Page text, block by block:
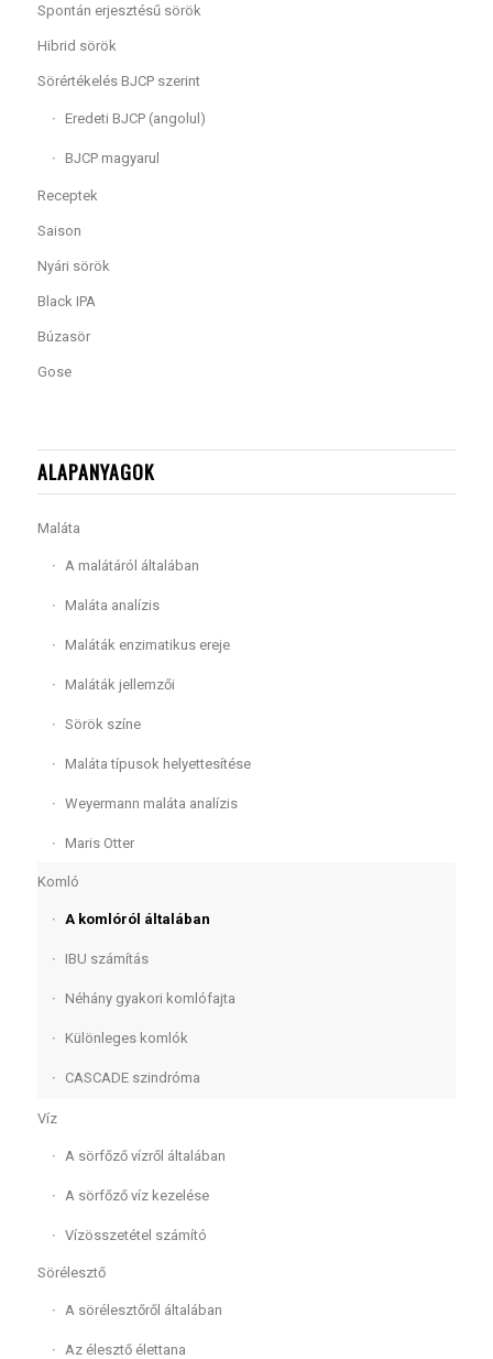
Spontán erjesztésű sörök
Hibrid sörök
Sörértékelés BJCP szerint
Eredeti BJCP (angolul)
BJCP magyarul
Receptek
Saison
Nyári sörök
Black IPA
Búzasör
Gose
ALAPANYAGOK
Maláta
A malátáról általában
Maláta analízis
Maláták enzimatikus ereje
Maláták jellemzői
Sörök színe
Maláta típusok helyettesítése
Weyermann maláta analízis
Maris Otter
Komló
A komlóról általában
IBU számítás
Néhány gyakori komlófajta
Különleges komlók
CASCADE szindróma
Víz
A sörfőző vízről általában
A sörfőző víz kezelése
Vízösszetétel számító
Sörélesztő
A sörélesztőről általában
Az élesztő élettana